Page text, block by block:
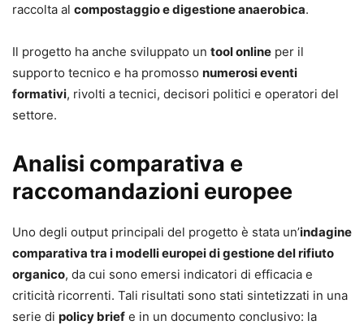
raccolta al compostaggio e digestione anaerobica.
Il progetto ha anche sviluppato un tool online per il
supporto tecnico e ha promosso numerosi eventi
formativi, rivolti a tecnici, decisori politici e operatori del
settore.
Analisi comparativa e
raccomandazioni europee
Uno degli output principali del progetto è stata un’indagine
comparativa tra i modelli europei di gestione del rifiuto
organico, da cui sono emersi indicatori di efficacia e
criticità ricorrenti. Tali risultati sono stati sintetizzati in una
serie di policy brief e in un documento conclusivo: la